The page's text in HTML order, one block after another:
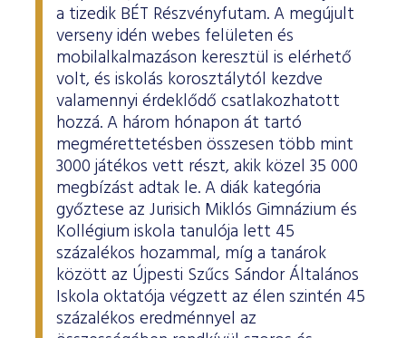
a tizedik BÉT Részvényfutam. A megújult
verseny idén webes felületen és
mobilalkalmazáson keresztül is elérhető
volt, és iskolás korosztálytól kezdve
valamennyi érdeklődő csatlakozhatott
hozzá. A három hónapon át tartó
megmérettetésben összesen több mint
3000 játékos vett részt, akik közel 35 000
megbízást adtak le. A diák kategória
győztese az Jurisich Miklós Gimnázium és
Kollégium iskola tanulója lett 45
százalékos hozammal, míg a tanárok
között az Újpesti Szűcs Sándor Általános
Iskola oktatója végzett az élen szintén 45
százalékos eredménnyel az